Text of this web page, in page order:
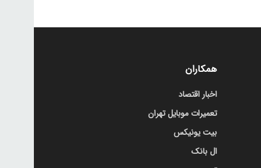
همکاران
اخبار اقتصاد
تعمیرات موبایل تهران
بیت یونیکس
ال بانک